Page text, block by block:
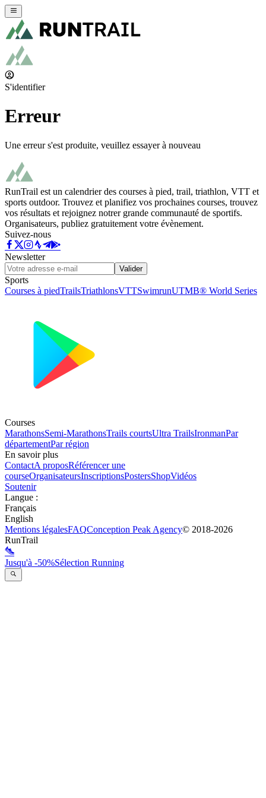
S'identifier
Erreur
Une erreur s'est produite, veuillez essayer à nouveau
RunTrail est un calendrier des courses à pied, trail, triathlon, VTT et
sports outdoor. Trouvez et planifiez vos prochaines courses, trouvez
vos résultats et rejoignez notrer grande communauté de sportifs.
Organisateurs, publiez gratuitement votre évènement.
Suivez-nous
Newsletter
Valider
Sports
Courses à piedTrailsTriathlonsVTTSwimrunUTMB® World Series
Courses
MarathonsSemi-MarathonsTrails courtsUltra TrailsIronmanPar
départementPar région
En savoir plus
ContactA proposRéférencer une
courseOrganisateursInscriptionsPostersShopVidéos
Soutenir
Langue :
Français
English
Mentions légalesFAQConception Peak Agency© 2018-2026
RunTrail
Jusqu'à -50%Sélection Running